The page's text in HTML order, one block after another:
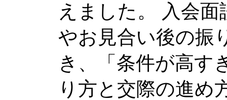
えました。 入会
やお見合い後の振
き、「条件が高す
り方と交際の進め